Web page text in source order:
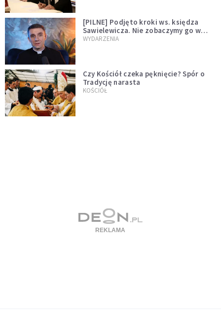
[PILNE] Podjęto kroki ws. księdza
Sawielewicza. Nie zobaczymy go w
mediach
WYDARZENIA
Czy Kościół czeka pęknięcie? Spór o
Tradycję narasta
KOŚCIÓŁ